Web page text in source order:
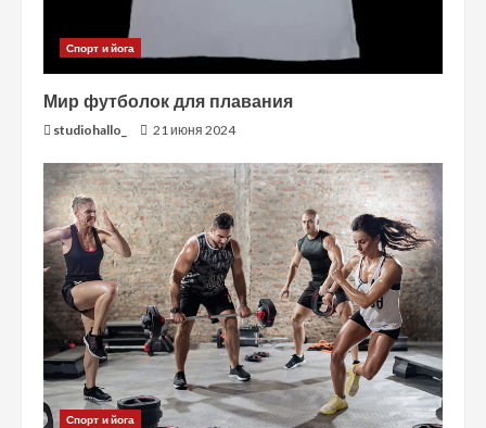
Спорт и йога
Мир футболок для плавания
studiohallo_ 21 июня 2024
Спорт и йога